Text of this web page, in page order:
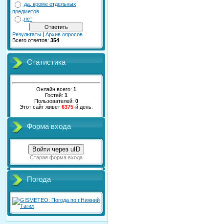
да, кроме отдельных
предметов
нет
Результаты | Архив опросов
Всего ответов: 354
Статистика
Онлайн всего: 1
Гостей: 1
Пользователей: 0
Этот сайт живет 6375-й день.
Форма входа
Войти через uID
Старая форма входа
Погода